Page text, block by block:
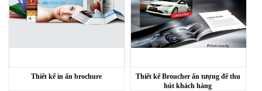
Thiết kế in ấn brochure
Thiết kế Broucher ấn tượng để thu
hút khách hàng